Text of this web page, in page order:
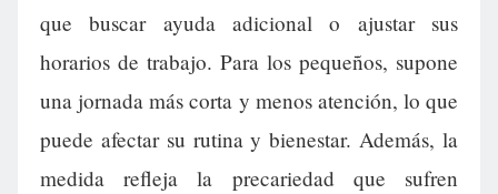
que buscar ayuda adicional o ajustar sus
horarios de trabajo. Para los pequeños, supone
una jornada más corta y menos atención, lo que
puede afectar su rutina y bienestar. Además, la
medida refleja la precariedad que sufren